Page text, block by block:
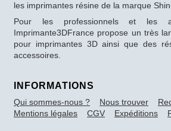
les imprimantes résine de la marque
Pour les professionnels et les
Imprimante3DFrance propose un très
pour imprimantes 3D ainsi que des
accessoires.
INFORMATIONS
Qui sommes-nous ? Nous trouver
Mentions légales
CGV Expéditions